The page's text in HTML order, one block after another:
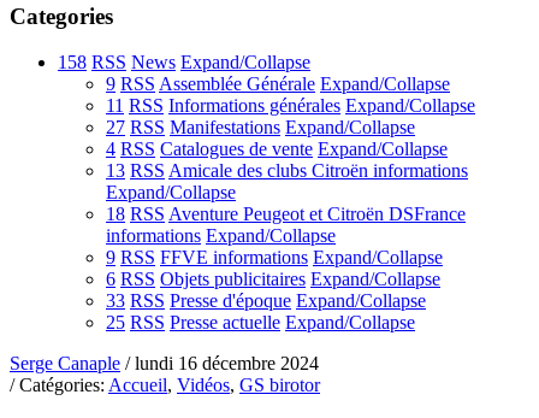
Categories
158 RSS News Expand/Collapse
9 RSS Assemblée Générale Expand/Collapse
11 RSS Informations générales Expand/Collapse
27 RSS Manifestations Expand/Collapse
4 RSS Catalogues de vente Expand/Collapse
13 RSS Amicale des clubs Citroën informations
Expand/Collapse
18 RSS Aventure Peugeot et Citroën DSFrance
informations Expand/Collapse
9 RSS FFVE informations Expand/Collapse
6 RSS Objets publicitaires Expand/Collapse
33 RSS Presse d'époque Expand/Collapse
25 RSS Presse actuelle Expand/Collapse
Serge Canaple / lundi 16 décembre 2024
/ Catégories: Accueil, Vidéos, GS birotor